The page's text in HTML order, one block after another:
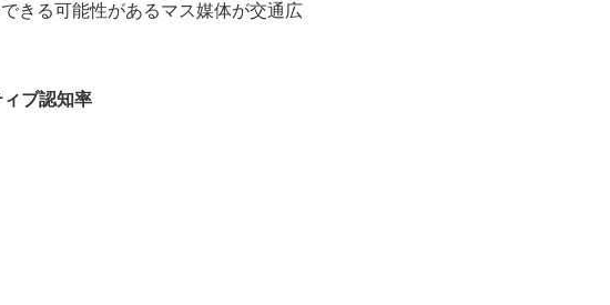
きる可能性があるマス媒体が交通広
ブ認知率